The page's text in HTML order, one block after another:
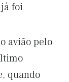
foi
avião pelo
quando